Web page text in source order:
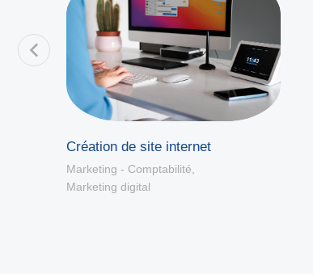
Création de site internet
Marketing - Comptabilité
Marketing digital